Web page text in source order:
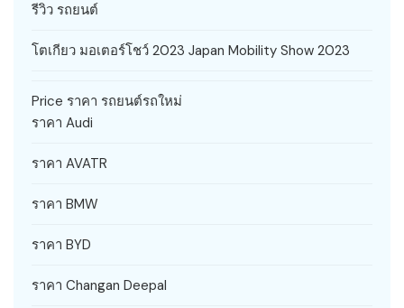
รีวิว รถยนต์
โตเกียว มอเตอร์โชว์ 2023 Japan Mobility Show 2023
Price ราคา รถยนต์รถใหม่
ราคา Audi
ราคา AVATR
ราคา BMW
ราคา BYD
ราคา Changan Deepal